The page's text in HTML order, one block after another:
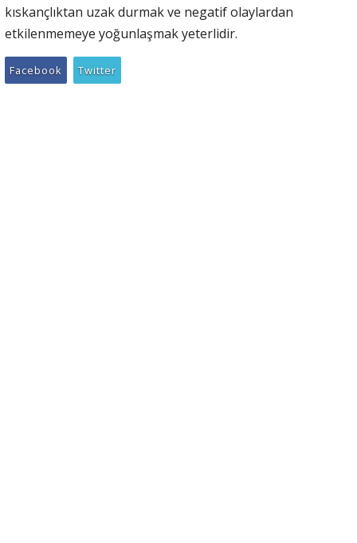
kıskançlıktan uzak durmak ve negatif olaylardan
etkilenmemeye yoğunlaşmak yeterlidir.
Facebook Twitter